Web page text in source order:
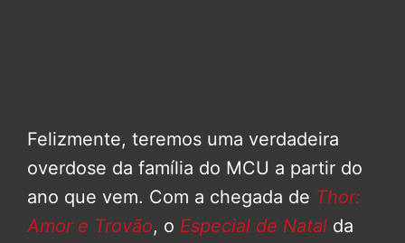
Felizmente, teremos uma verdadeira
overdose da família do MCU a partir do
ano que vem. Com a chegada de Thor:
Amor e Trovão, o Especial de Natal da